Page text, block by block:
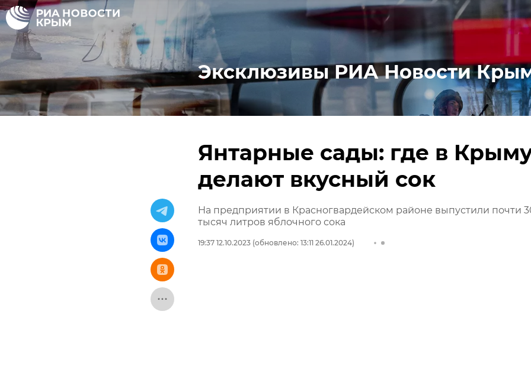
Эксклюзивы РИА Новости
Янтарные сады: где в
делают вкусный сок
На предприятии в Красногвардейском районе выпустили почти
тысяч литров яблочного сока
19:37 12.10.2023 (обновлено: 13:11 26.01.2024)